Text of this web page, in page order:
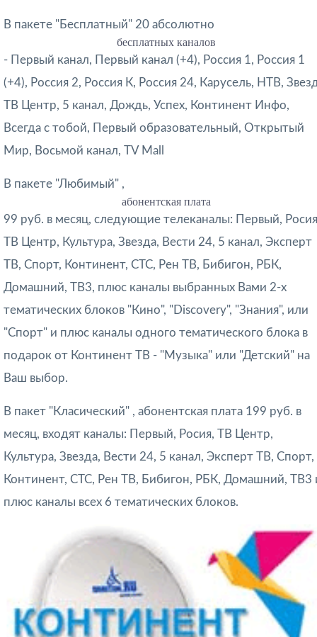
В пакете "Бесплатный" 20 абсолютно
бесплатных каналов
- Первый канал, Первый канал (+4), Россия 1, Россия 1
(+4), Россия 2, Россия К, Россия 24, Карусель, НТВ,
ТВ Центр, 5 канал, Дождь, Успех, Континент Инфо,
Всегда с тобой, Первый образовательный, Открытый
Мир, Восьмой канал, TV Mall
В пакете "Любимый" ,
абонентская плата
99 руб. в месяц, следующие телеканалы: Первый,
ТВ Центр, Культура, Звезда, Вести 24, 5 канал, Эксперт
ТВ, Спорт, Континент, СТС, Рен ТВ, Бибигон, РБК,
Домашний, ТВ3, плюс каналы выбранных Вами 2-х
тематических блоков "Кино", "Discovery", "Знания", или
"Спорт" и плюс каналы одного тематического блока в
подарок от Континент ТВ - "Музыка" или "Детский" на
Ваш выбор.
В пакет "Класический" , абонентская плата 199 руб. в
месяц, входят каналы: Первый, Росия, ТВ Центр,
Культура, Звезда, Вести 24, 5 канал, Эксперт ТВ, Спорт,
Континент, СТС, Рен ТВ, Бибигон, РБК, Домашний, ТВ3
плюс каналы всех 6 тематических блоков.